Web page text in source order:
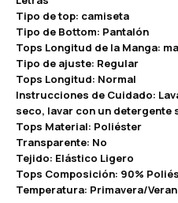
Tipo de top: camiseta
Tipo de Bottom: Pantalón
Tops Longitud de la Manga:
Tipo de ajuste: Regular
Tops Longitud: Normal
Instrucciones de Cuidado:
seco, lavar con un detergente
Tops Material: Poliéster
Transparente: No
Tejido: Elástico Ligero
Tops Composición: 90%
Temperatura: Primavera/